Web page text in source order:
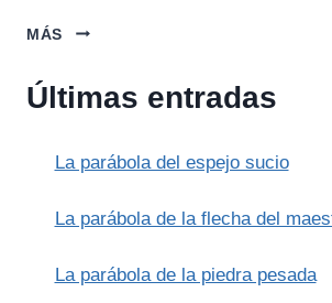
MÁS
RÓMULO
LA
LA
CAPITOLINA
Últimas entradas
La parábola del espejo sucio
La parábola de la flecha del
La parábola de la piedra pesada